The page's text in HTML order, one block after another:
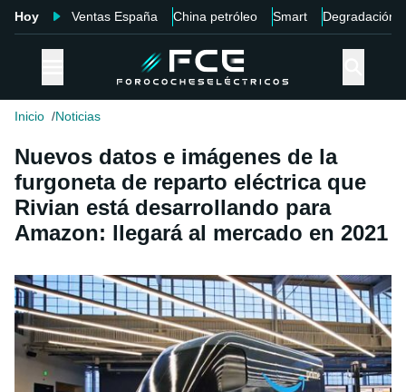
Hoy Ventas España China petróleo Smart Degradación
Inicio Noticias
Nuevos datos e imágenes de la
furgoneta de reparto eléctrica que
Rivian está desarrollando para
Amazon: llegará al mercado en 2021